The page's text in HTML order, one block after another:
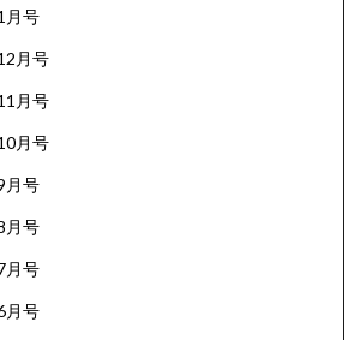
月号
月号
月号
月号
月号
月号
月号
月号